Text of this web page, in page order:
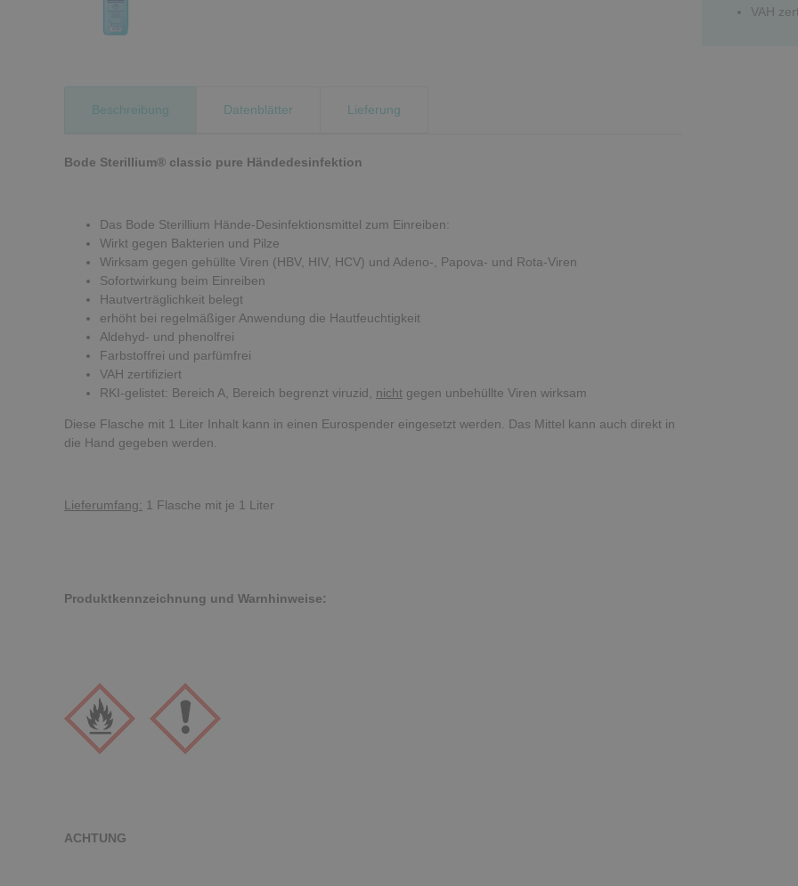
VAH
Beschreibung Datenblätter Lieferung
Bode Sterillium® classic pure Händedesinfektion
Das Bode Sterillium Hände-Desinfektionsmittel zum Einreiben:
Wirkt gegen Bakterien und Pilze
Wirksam gegen gehüllte Viren (HBV, HIV, HCV) und Adeno-, Papova- und Rota-Viren
Sofortwirkung beim Einreiben
Hautverträglichkeit belegt
erhöht bei regelmäßiger Anwendung die Hautfeuchtigkeit
Aldehyd- und phenolfrei
Farbstoffrei und parfümfrei
VAH zertifiziert
RKI-gelistet: Bereich A, Bereich begrenzt viruzid, nicht gegen unbehüllte Viren wirksam
Diese Flasche mit 1 Liter Inhalt kann in einen Eurospender eingesetzt werden. Das Mittel kann auch direkt in
die Hand gegeben werden.
Lieferumfang: 1 Flasche mit je 1 Liter
Produktkennzeichnung und Warnhinweise:
ACHTUNG